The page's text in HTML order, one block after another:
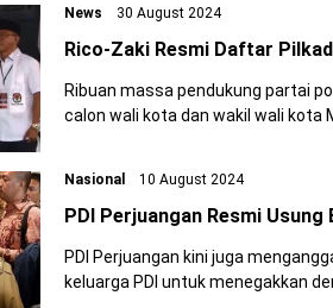
News 30 August 2024
Rico-Zaki Resmi Daftar
Ribuan massa pendukung partai
calon wali kota dan wakil wali kota
Nasional 10 August 2024
PDI Perjuangan Resmi Usung
PDI Perjuangan kini juga
keluarga PDI untuk menegakkan